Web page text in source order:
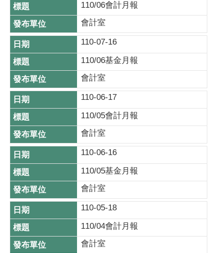
110/06會計月報
會計室
110-07-16
110/06基金月報
會計室
110-06-17
110/05會計月報
會計室
110-06-16
110/05基金月報
會計室
110-05-18
110/04會計月報
會計室